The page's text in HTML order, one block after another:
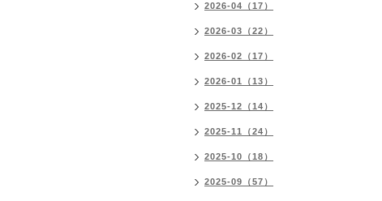
2026-04（17）
2026-03（22）
2026-02（17）
2026-01（13）
2025-12（14）
2025-11（24）
2025-10（18）
2025-09（57）